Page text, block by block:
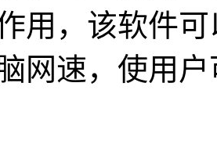
用，该软件
网速，使用